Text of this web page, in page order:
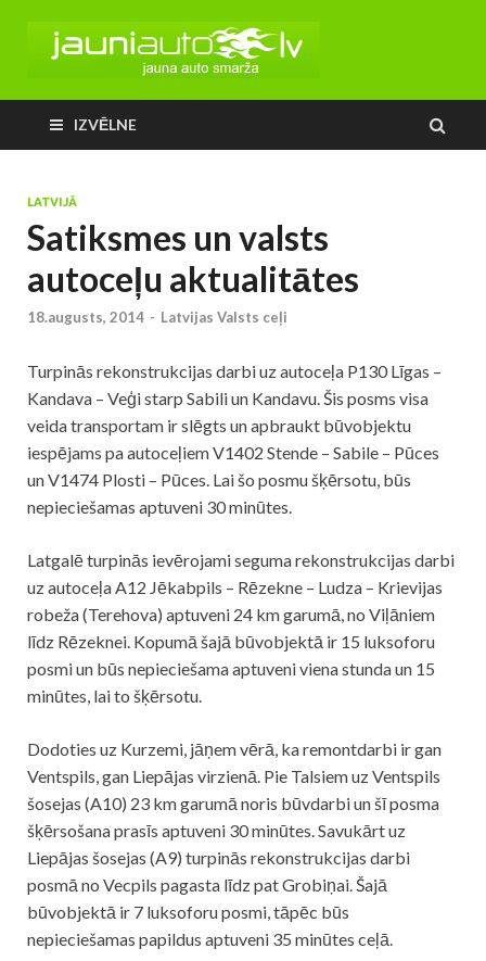
IZVĒLNE
LATVIJĀ
Satiksmes un valsts
autoceļu aktualitātes
18.augusts, 2014 - Latvijas Valsts ceļi
Turpinās rekonstrukcijas darbi uz autoceļa P130 Līgas –
Kandava – Veģi starp Sabili un Kandavu. Šis posms visa
veida transportam ir slēgts un apbraukt būvobjektu
iespējams pa autoceļiem V1402 Stende – Sabile – Pūces
un V1474 Plosti – Pūces. Lai šo posmu šķērsotu, būs
nepieciešamas aptuveni 30 minūtes.
Latgalē turpinās ievērojami seguma rekonstrukcijas darbi
uz autoceļa A12 Jēkabpils – Rēzekne – Ludza – Krievijas
robeža (Terehova) aptuveni 24 km garumā, no Viļāniem
līdz Rēzeknei. Kopumā šajā būvobjektā ir 15 luksoforu
posmi un būs nepieciešama aptuveni viena stunda un 15
minūtes, lai to šķērsotu.
Dodoties uz Kurzemi, jāņem vērā, ka remontdarbi ir gan
Ventspils, gan Liepājas virzienā. Pie Talsiem uz Ventspils
šosejas (A10) 23 km garumā noris būvdarbi un šī posma
šķērsošana prasīs aptuveni 30 minūtes. Savukārt uz
Liepājas šosejas (A9) turpinās rekonstrukcijas darbi
posmā no Vecpils pagasta līdz pat Grobiņai. Šajā
būvobjektā ir 7 luksoforu posmi, tāpēc būs
nepieciešamas papildus aptuveni 35 minūtes ceļā.